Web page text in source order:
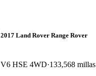
2017 Land Rover Range Rover
V6 HSE 4WD 133,568 millas